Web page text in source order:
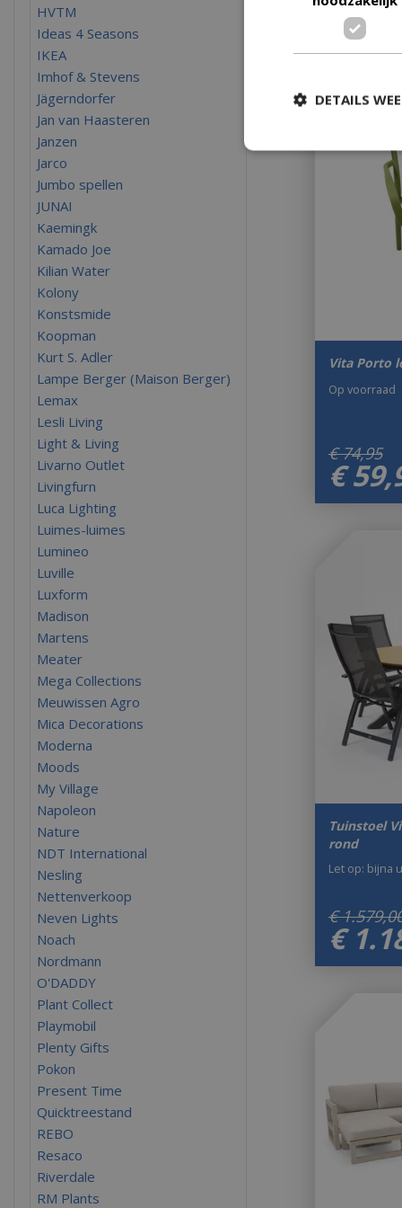
€41,
Vita Porto
€ 74,95
€ 59,
Op voorraad
Tuinstoel
rond
€ 1.579,
€
Let op: bijna
HVTM
Ideas 4 Seasons
IKEA
Imhof & Stevens
Jägerndorfer
Jan van Haasteren
Janzen
Jarco
Jumbo spellen
JUNAI
Kaemingk
Kamado Joe
Kilian Water
Kolony
Konstsmide
Koopman
Kurt S. Adler
Lampe Berger (Maison Berger)
Lemax
Lesli Living
Light & Living
Livarno Outlet
Livingfurn
Luca Lighting
Luimes-luimes
Lumineo
Luville
Luxform
Madison
Martens
Meater
Mega Collections
Meuwissen Agro
Mica Decorations
Moderna
Moods
My Village
Napoleon
Nature
NDT International
Nesling
Nettenverkoop
Neven Lights
Noach
Nordmann
O'DADDY
Plant Collect
Playmobil
Plenty Gifts
Pokon
Present Time
Quicktreestand
REBO
Resaco
Riverdale
RM Plants
DETAILS